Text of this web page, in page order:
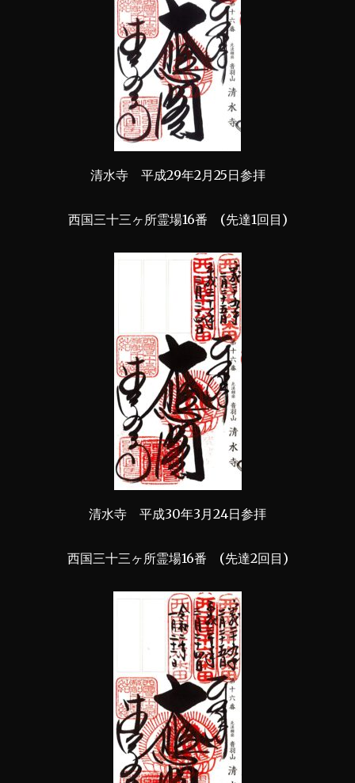
清水寺 平成29年2月25日参拝
西国三十三ヶ所霊場16番 (先達1回目)
清水寺 平成30年3月24日参拝
西国三十三ヶ所霊場16番 (先達2回目)